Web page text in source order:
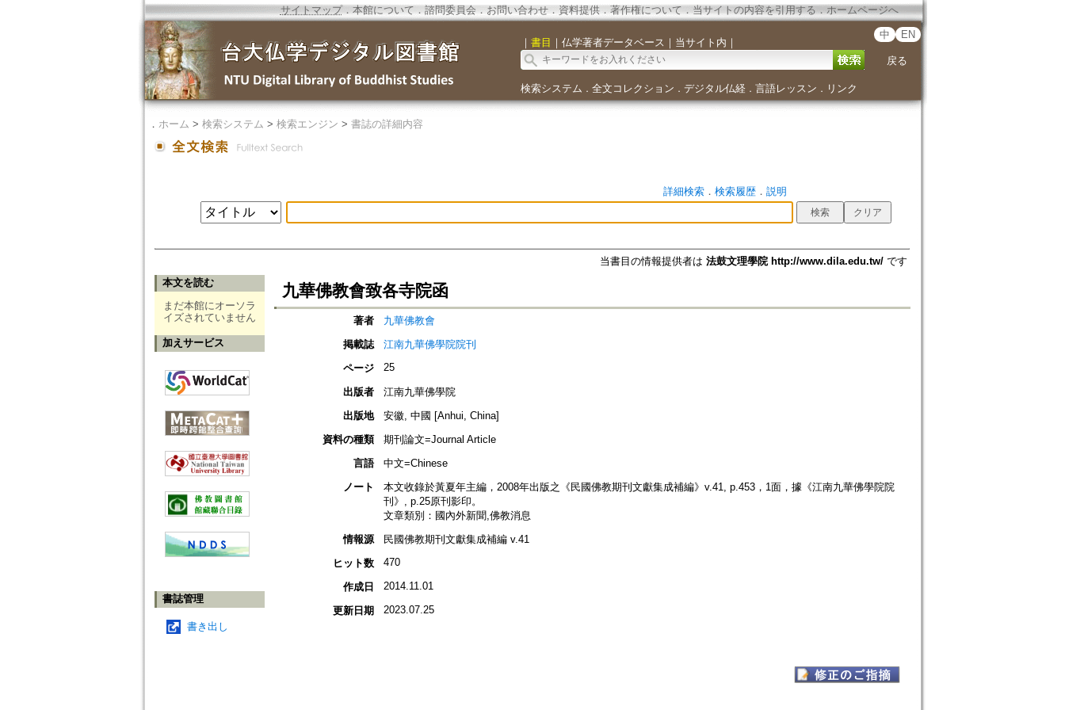
サイトマップ．本館について ． 諮問委員会． お問い合わせ． 資料提供． 著作権について．当サイトの内容を引用する ． ホームページへ
｜ 書目 ｜ 仏学著者データベース ｜ 当サイト内 ｜
中 EN
戻る
検索システム ． 全文コレクション ． デジタル仏経． 言語レッスン ． リンク
． ホーム > 検索システム > 検索エンジン > 書誌の詳細内容
詳細検索． 検索履歴． 説明
当書目の情報提供者は 法鼓文理學院 http://www.dila.edu.tw/です
本文を読む
まだ本館にオーソラ
イズされていません
加えサービス
書誌管理
書き出し
九華佛教會致各寺院函
著者
九華佛教會
掲載誌
江南九華佛學院院刊
ページ
25
出版者
江南九華佛學院
出版地
安徽, 中國 [Anhui, China]
資料の種類
期刊論文=Journal Article
言語
中文=Chinese
ノート
本文收錄於黃夏年主編，2008年出版之《民國佛教期刊文獻集成補編》v.41, p.453，1面，據《江南九華佛學院院
刊》, p.25原刊影印。
文章類別：國內外新聞,佛教消息
情報源
民國佛教期刊文獻集成補編 v.41
ヒット数
470
作成日 2014.11.01
更新日期 2023.07.25